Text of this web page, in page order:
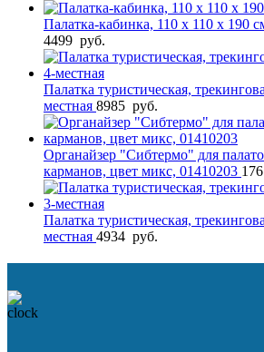
Палатка-кабинка, 110 х 110 х 190
4499 руб.
Палатка туристическая,
местная 8985 руб.
Органайзер "Сибтермо" для
карманов, цвет микс, 01410203
Палатка туристическая,
местная 4934 руб.